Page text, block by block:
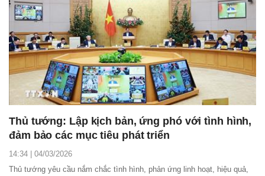
Thủ tướng: Lập kịch bản, ứng phó với tình hình,
đảm bảo các mục tiêu phát triển
14:34 | 04/03/2026
Thủ tướng yêu cầu nắm chắc tình hình, phản ứng linh hoạt, hiệu quả,